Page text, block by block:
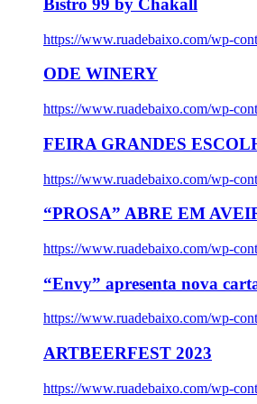
Bistro 99 by Chakall
https://www.ruadebaixo.com/wp-
ODE WINERY
https://www.ruadebaixo.com/wp-
FEIRA GRANDES
https://www.ruadebaixo.com/wp-
“PROSA” ABRE EM
https://www.ruadebaixo.com/wp-
“Envy” apresenta nova
https://www.ruadebaixo.com/wp-
ARTBEERFEST 2023
https://www.ruadebaixo.com/wp-